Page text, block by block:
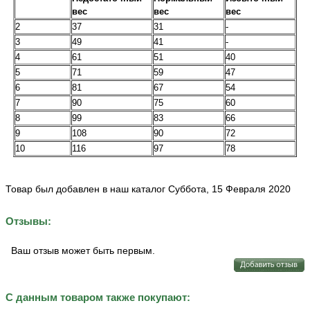
вес
вес
вес
2
37 31
-
3
49 41
-
4
61 51
40
5
71 59
47
6
81 67
54
7
90 75
60
8
99 83
66
9
108 90
72
10
116 97 78
Товар был добавлен в наш каталог Суббота, 15 Февраля 2020
Отзывы:
Ваш отзыв может быть первым.
С данным товаром также покупают: